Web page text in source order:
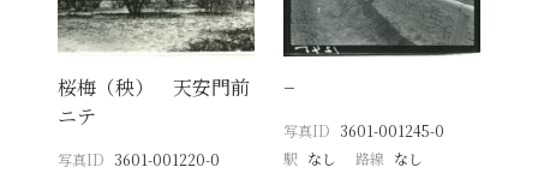
桜梅（秧） 天安門前
ニテ
写真ID 3601-001220-0
−
写真ID 3601-001245-0
駅 なし 路線 なし